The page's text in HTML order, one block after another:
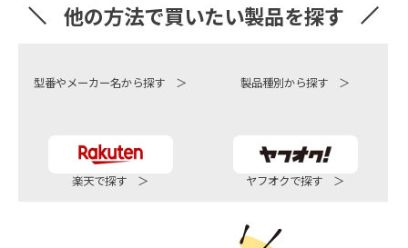
他の方法で買いたい製品を探す
型番やメーカー名から探す ＞ 製品種別から探す ＞
楽天で探す ＞ ヤフオクで探す ＞